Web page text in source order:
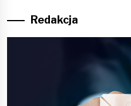
Redakcja